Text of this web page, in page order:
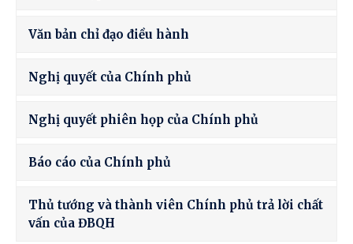
Văn bản chỉ đạo điều hành
Nghị quyết của Chính phủ
Nghị quyết phiên họp của Chính phủ
Báo cáo của Chính phủ
Thủ tướng và thành viên Chính phủ trả lời chất
vấn của ĐBQH